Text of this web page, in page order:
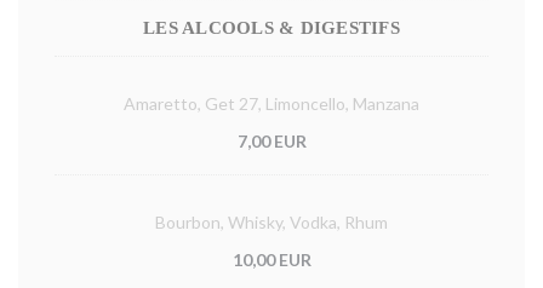
LES ALCOOLS & DIGESTIFS
Amaretto, Get 27, Limoncello, Manzana
7,00 EUR
Bourbon, Whisky, Vodka, Rhum
10,00 EUR